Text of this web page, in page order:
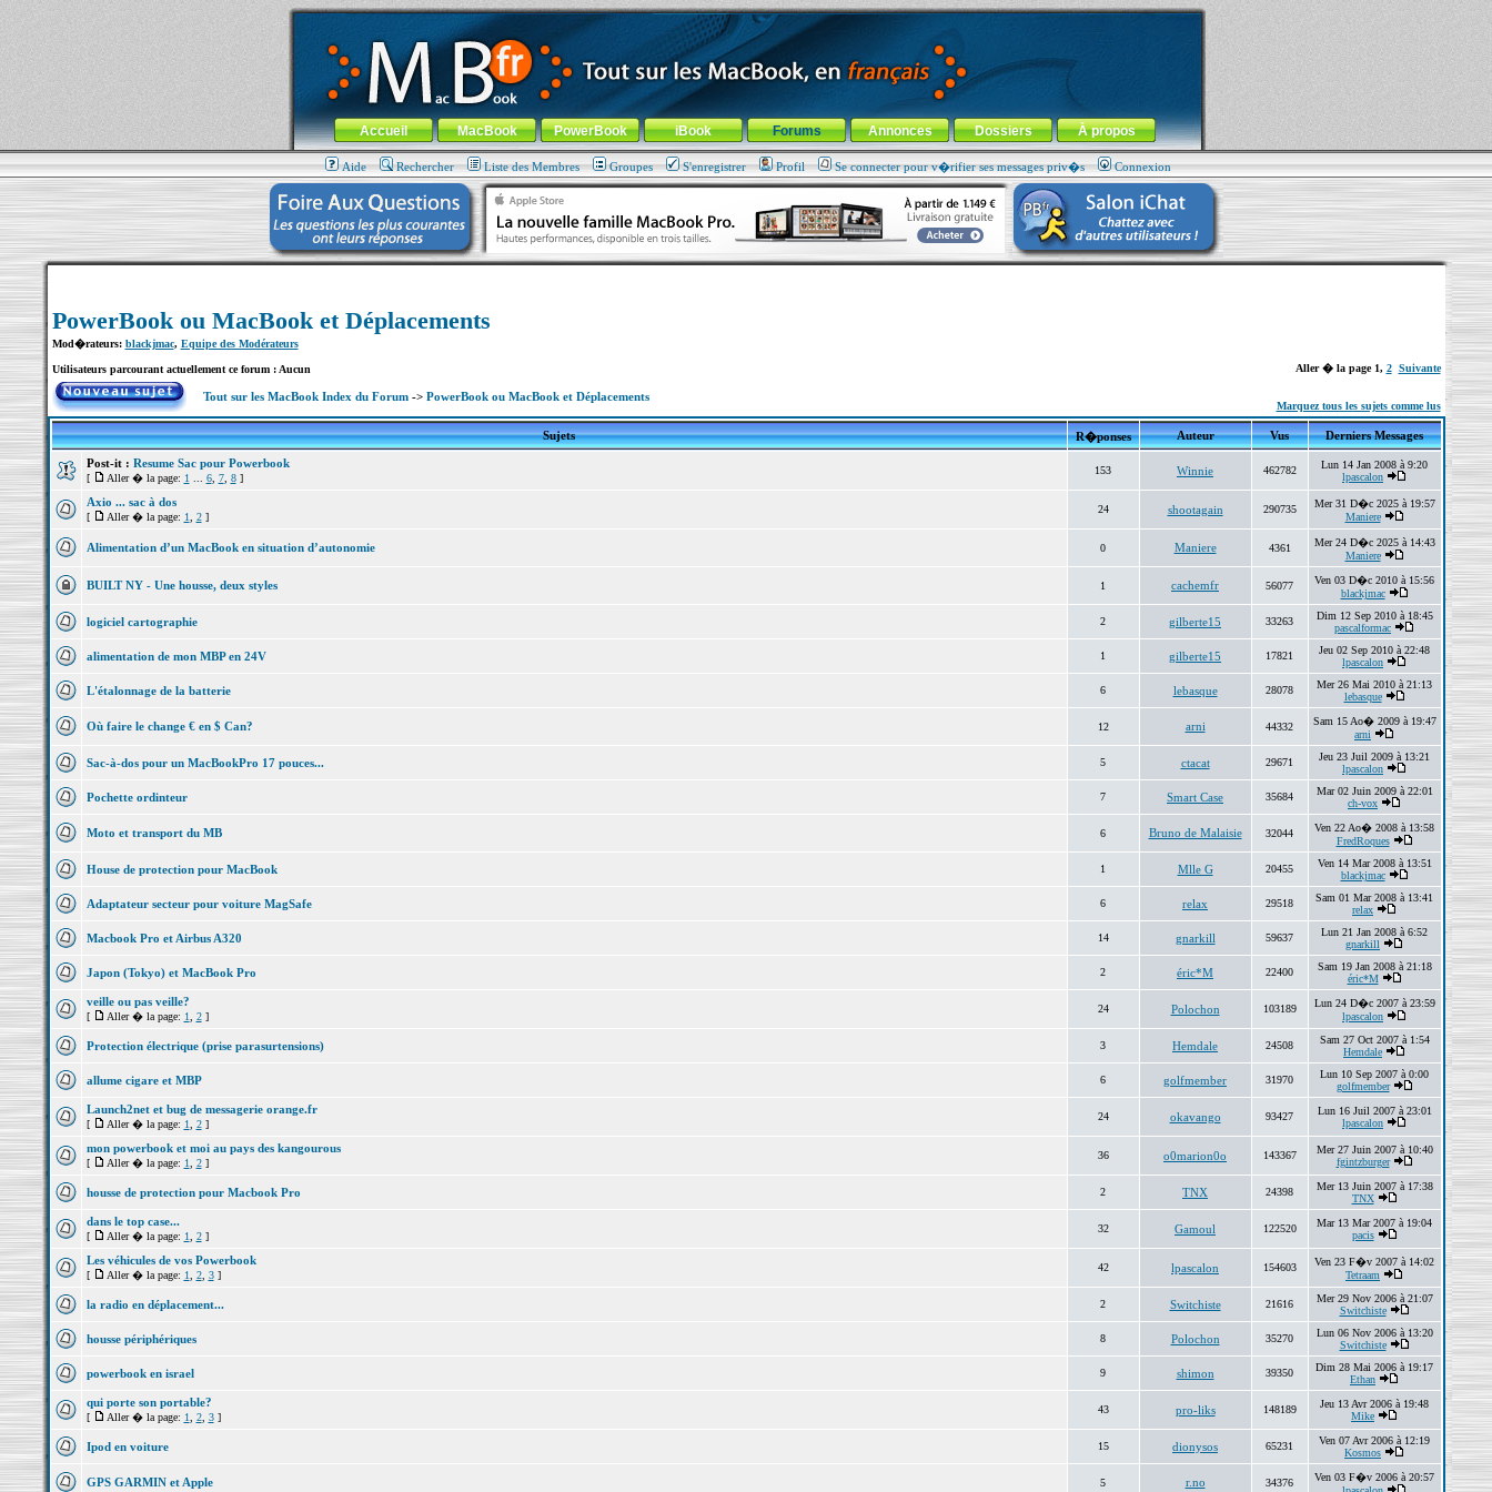
MacBook-fr.com : 100% Apple... 100% nomade !
Aller au contenu-Aller au menu général-Aller au menu de la rubrique
Menu général
Accueil MacBook PowerBook iBook Forums Annonces Dossiers À propos
Aide Rechercher Liste des Membres Groupes S'enregistrer Profil Se connecter pour v�rifier ses messages priv�s Connexion
PowerBook ou MacBook et Déplacements
Mod�rateurs: blackjmac, Equipe des Modérateurs
Utilisateurs parcourant actuellement ce forum : Aucun Aller � la page 1, 2 Suivante
Tout sur les MacBook Index du Forum-> PowerBook ou MacBook et Déplacements
Marquez tous les sujets comme lus
Sujets R�ponses Auteur Vus Derniers Messages
Post-it : Resume Sac pour Powerbook
[ Aller � la page: 1 6, 7, 8]
153 Winnie 462782
Lun 14 Jan 2008 à 9:20
lpascalon
Axio ... sac à dos
[ Aller � la page: 1 2]
24 shootagain 290735
Mer 31 D�c 2025 à 19:57
Maniere
Alimentation d’un MacBook en situation d’autonomie 0 Maniere 4361
Mer 24 D�c 2025 à 14:43
Maniere
BUILT NY - Une housse, deux styles 1 cachemfr 56077
Ven 03 D�c 2010 à 15:56
blackjmac
logiciel cartographie 2 gilberte15 33263
Dim 12 Sep 2010 à 18:45
pascalformac
alimentation de mon MBP en 24V 1 gilberte15 17821
Jeu 02 Sep 2010 à 22:48
lpascalon
L'étalonnage de la batterie 6 lebasque 28078
Mer 26 Mai 2010 à 21:13
lebasque
Où faire le change € en $ Can? 12 arni 44332
Sam 15 Ao� 2009 à 19:47
arni
Sac-à-dos pour un MacBookPro 17 pouces... 5 ctacat 29671
Jeu 23 Juil 2009 à 13:21
lpascalon
Pochette ordinteur 7 Smart Case 35684
Mar 02 Juin 2009 à 22:01
ch-vox
Moto et transport du MB 6 Bruno de Malaisie 32044
Ven 22 Ao� 2008 à 13:58
FredRoques
House de protection pour MacBook 1 Mlle G 20455
Ven 14 Mar 2008 à 13:51
blackjmac
Adaptateur secteur pour voiture MagSafe 6 relax 29518
Sam 01 Mar 2008 à 13:41
relax
Macbook Pro et Airbus A320 14 gnarkill 59637
Lun 21 Jan 2008 à 6:52
gnarkill
Japon (Tokyo) et MacBook Pro 2 éric*M 22400
Sam 19 Jan 2008 à 21:18
éric*M
veille ou pas veille?
[ Aller � la page: 1 2]
24 Polochon 103189
Lun 24 D�c 2007 à 23:59
lpascalon
Protection électrique (prise parasurtensions) 3 Hemdale 24508
Sam 27 Oct 2007 à 1:54
Hemdale
allume cigare et MBP 6 golfmember 31970
Lun 10 Sep 2007 à 0:00
golfmember
Launch2net et bug de messagerie orange.fr
[ Aller � la page: 1 2]
24 okavango 93427
Lun 16 Juil 2007 à 23:01
lpascalon
mon powerbook et moi au pays des kangourous
[ Aller � la page: 1 2]
36 o0marion0o 143367
Mer 27 Juin 2007 à 10:40
fgintzburger
housse de protection pour Macbook Pro 2 TNX 24398
Mer 13 Juin 2007 à 17:38
TNX
dans le top case...
[ Aller � la page: 1 2]
32 Gamoul 122520
Mar 13 Mar 2007 à 19:04
pacis
Les véhicules de vos Powerbook
[ Aller � la page: 1 2, 3]
42 lpascalon 154603
Ven 23 F�v 2007 à 14:02
Tetraam
la radio en déplacement... 2 Switchiste 21616
Mer 29 Nov 2006 à 21:07
Switchiste
housse périphériques 8 Polochon 35270
Lun 06 Nov 2006 à 13:20
Switchiste
powerbook en israel 9 shimon 39350
Dim 28 Mai 2006 à 19:17
Ethan
qui porte son portable?
[ Aller � la page: 1 2, 3]
43 pro-liks 148189
Jeu 13 Avr 2006 à 19:48
Mike
Ipod en voiture 15 dionysos 65231
Ven 07 Avr 2006 à 12:19
Kosmos
GPS GARMIN et Apple 5 r.no 34376
Ven 03 F�v 2006 à 20:57